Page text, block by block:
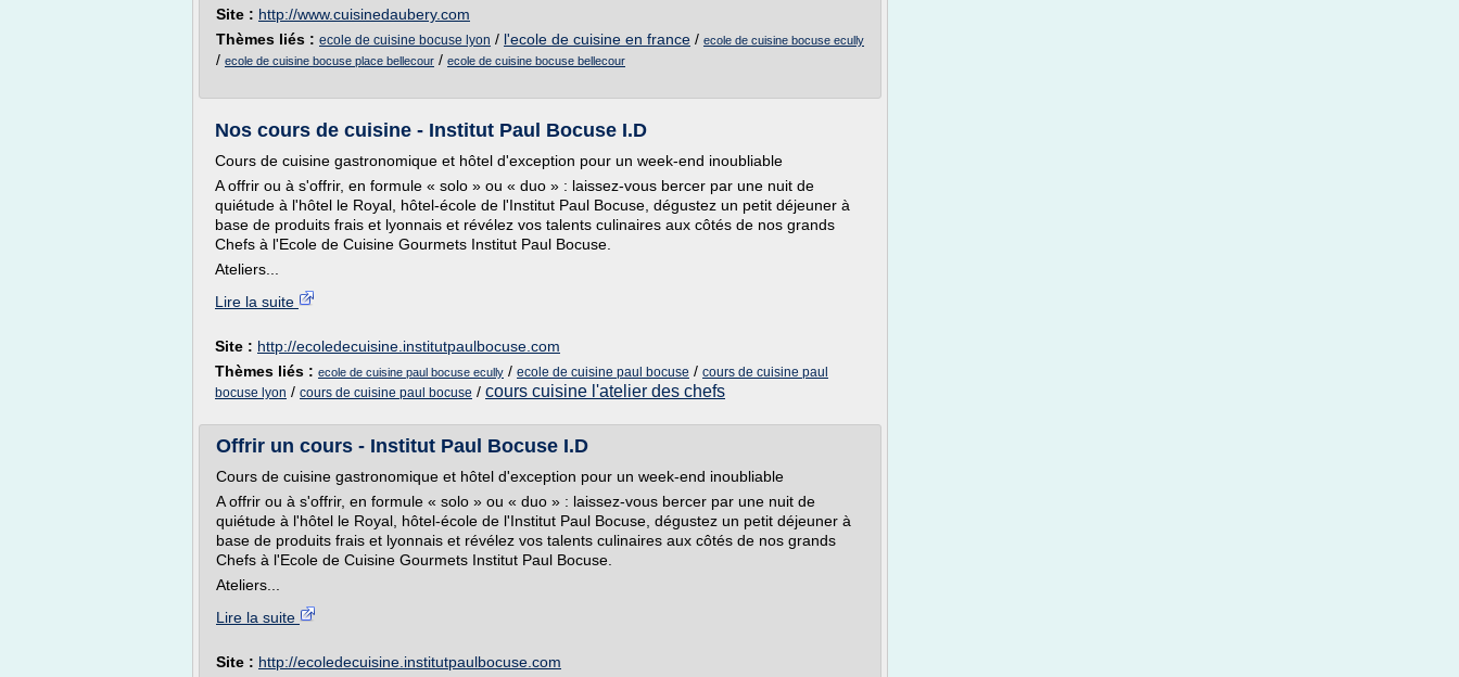
Site : http://www.cuisinedaubery.com
Thèmes liés : ecole de cuisine bocuse lyon / l'ecole de cuisine en france / ecole de cuisine bocuse ecully
/ ecole de cuisine bocuse place bellecour / ecole de cuisine bocuse bellecour
Nos cours de cuisine - Institut Paul Bocuse I.D
Cours de cuisine gastronomique et hôtel d'exception pour un week-end inoubliable
A offrir ou à s'offrir, en formule « solo » ou « duo » : laissez-vous bercer par une nuit de
quiétude à l'hôtel le Royal, hôtel-école de l'Institut Paul Bocuse, dégustez un petit déjeuner à
base de produits frais et lyonnais et révélez vos talents culinaires aux côtés de nos grands
Chefs à l'Ecole de Cuisine Gourmets Institut Paul Bocuse.
Ateliers...
Lire la suite
Site : http://ecoledecuisine.institutpaulbocuse.com
Thèmes liés : ecole de cuisine paul bocuse ecully / ecole de cuisine paul bocuse / cours de cuisine paul
bocuse lyon / cours de cuisine paul bocuse / cours cuisine l'atelier des chefs
Offrir un cours - Institut Paul Bocuse I.D
Cours de cuisine gastronomique et hôtel d'exception pour un week-end inoubliable
A offrir ou à s'offrir, en formule « solo » ou « duo » : laissez-vous bercer par une nuit de
quiétude à l'hôtel le Royal, hôtel-école de l'Institut Paul Bocuse, dégustez un petit déjeuner à
base de produits frais et lyonnais et révélez vos talents culinaires aux côtés de nos grands
Chefs à l'Ecole de Cuisine Gourmets Institut Paul Bocuse.
Ateliers...
Lire la suite
Site : http://ecoledecuisine.institutpaulbocuse.com